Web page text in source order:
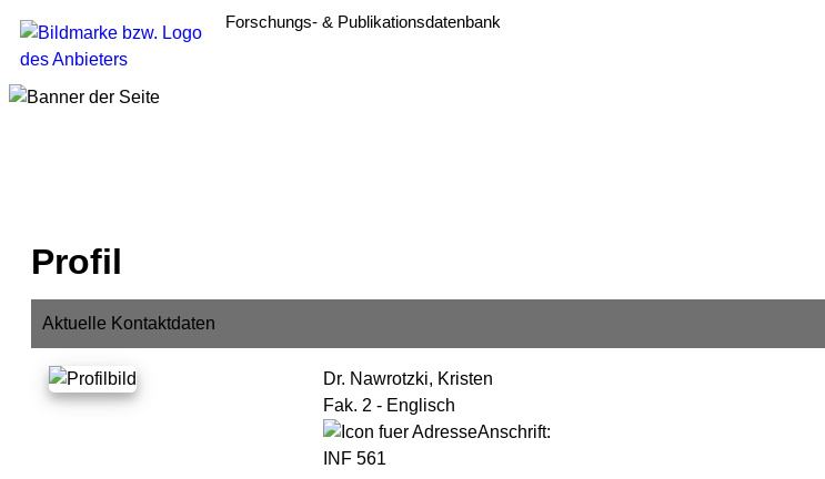
Forschungs- & Publikationsdatenbank
Profil
Aktuelle Kontaktdaten
Dr. Nawrotzki, Kristen
Fak. 2 - Englisch
Anschrift:
INF 561